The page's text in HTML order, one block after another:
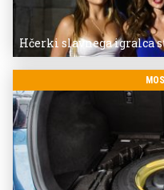
Hčerki slavnega igralca